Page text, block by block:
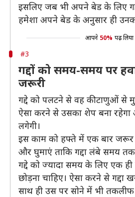
इसलिए जब भी अपने बेड के लिए
हमेशा अपने बेड के अनुसार ही
आपने 50% पढ़
#3
गद्दों को समय-समय पर
जरूरी
गद्दे को पलटने से वह कीटाणुओं से
ऐसा करने से उसका शेप बना
लगेगी।
इस काम को हफ्ते में एक बार
और घुमाएं ताकि गद्दा लंबे समय
गद्दे को ज्यादा समय के लिए एक
छोड़ना चाहिए। ऐसा करने से गद्दा
साथ ही उस पर सोने में भी तकलीफ